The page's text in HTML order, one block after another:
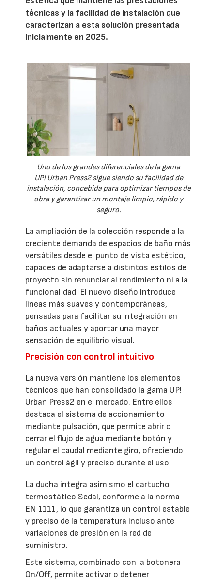
técnicas y la facilidad de instalación que
caracterizan a esta solución presentada
inicialmente en 2025.
Uno de los grandes diferenciales de la gama
UP! Urban Press2 sigue siendo su facilidad de
instalación, concebida para optimizar tiempos de
obra y garantizar un montaje limpio, rápido y
seguro.
La ampliación de la colección responde a la
creciente demanda de espacios de baño más
versátiles desde el punto de vista estético,
capaces de adaptarse a distintos estilos de
proyecto sin renunciar al rendimiento ni a la
funcionalidad. El nuevo diseño introduce
líneas más suaves y contemporáneas,
pensadas para facilitar su integración en
baños actuales y aportar una mayor
sensación de equilibrio visual.
Precisión con control intuitivo
La nueva versión mantiene los elementos
técnicos que han consolidado la gama UP!
Urban Press2 en el mercado. Entre ellos
destaca el sistema de accionamiento
mediante pulsación, que permite abrir o
cerrar el flujo de agua mediante botón y
regular el caudal mediante giro, ofreciendo
un control ágil y preciso durante el uso.
La ducha integra asimismo el cartucho
termostático Sedal, conforme a la norma
EN 1111, lo que garantiza un control estable
y preciso de la temperatura incluso ante
variaciones de presión en la red de
suministro.
Este sistema, combinado con la botonera
On/Off, permite activar o detener